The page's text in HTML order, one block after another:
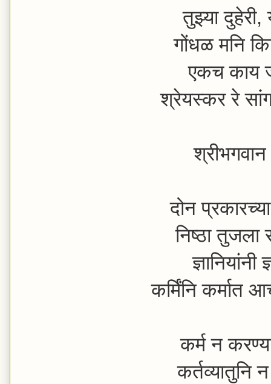
तुझ्या
गोंधळ मनि
एकच काय
श्रेयस्कर रे
दोन
निष्ठा तुजला
ज्ञानियांनी
कर्मिंनि कर्मात
कर्म न
कर्तव्यातुनि